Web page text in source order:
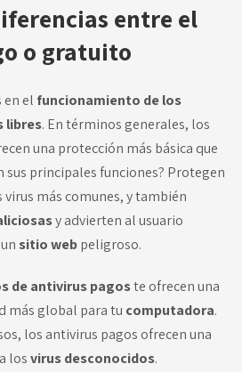
entre el
o gratuito
en el funcionamiento de los
libres. En términos generales, los
una protección más básica que
sus principales funciones? Protegen
más comunes, y también
y advierten al usuario
sitio webpeligroso.
de antivirus pagoste ofrecen una
más global para tu computadora.
los antivirus pagos ofrecen una
losvirus desconocidos.